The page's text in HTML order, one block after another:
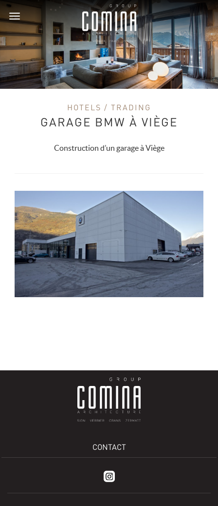
Toggle
navigation
HOTELS / TRADING
GARAGE BMW À VIÈGE
Construction d’un garage à Viège
CONTACT